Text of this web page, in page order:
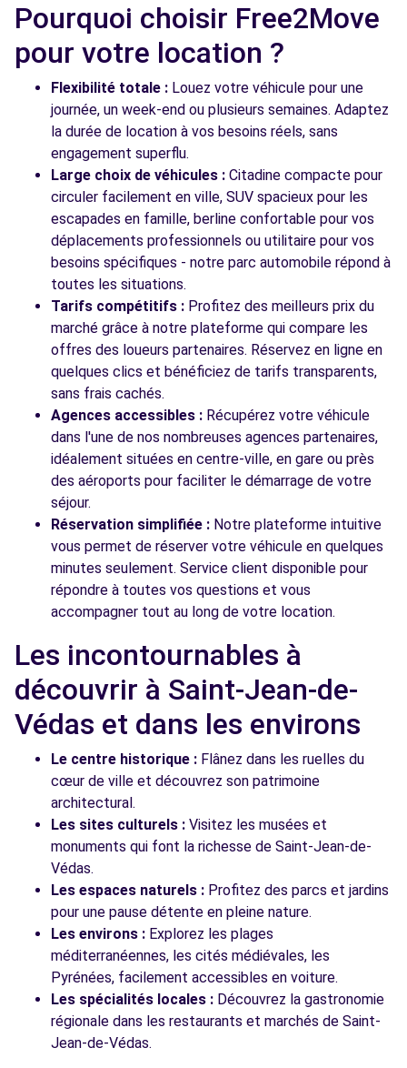
LE CRES, 34920
Voir l'agence
Voir toutes les agences
Pourquoi choisir Free2Move
pour votre location ?
Flexibilité totale : Louez votre véhicule pour une
journée, un week-end ou plusieurs semaines. Adaptez
la durée de location à vos besoins réels, sans
engagement superflu.
Large choix de véhicules : Citadine compacte pour
circuler facilement en ville, SUV spacieux pour les
escapades en famille, berline confortable pour vos
déplacements professionnels ou utilitaire pour vos
besoins spécifiques - notre parc automobile répond à
toutes les situations.
Tarifs compétitifs : Profitez des meilleurs prix du
marché grâce à notre plateforme qui compare les
offres des loueurs partenaires. Réservez en ligne en
quelques clics et bénéficiez de tarifs transparents,
sans frais cachés.
Agences accessibles : Récupérez votre véhicule
dans l'une de nos nombreuses agences partenaires,
idéalement situées en centre-ville, en gare ou près
des aéroports pour faciliter le démarrage de votre
séjour.
Réservation simplifiée : Notre plateforme intuitive
vous permet de réserver votre véhicule en quelques
minutes seulement. Service client disponible pour
répondre à toutes vos questions et vous
accompagner tout au long de votre location.
Les incontournables à
découvrir à Saint-Jean-de-
Védas et dans les environs
Le centre historique : Flânez dans les ruelles du
cœur de ville et découvrez son patrimoine
architectural.
Les sites culturels : Visitez les musées et
monuments qui font la richesse de Saint-Jean-de-
Védas.
Les espaces naturels : Profitez des parcs et jardins
pour une pause détente en pleine nature.
Les environs : Explorez les plages
méditerranéennes, les cités médiévales, les
Pyrénées, facilement accessibles en voiture.
Les spécialités locales : Découvrez la gastronomie
régionale dans les restaurants et marchés de Saint-
Jean-de-Védas.